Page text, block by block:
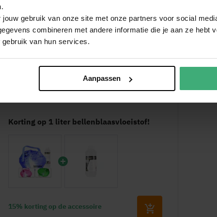
gebruik van onze site met onze partners voor social
combineren met andere informatie die je aan ze hebt
van hun services.
Aanpassen
Nederlands, Duits, Frans, Spaans
160.572(617.09 kB)
Korting op 1 liter bellenblaasvloeistof!
15% korting op de accessoire